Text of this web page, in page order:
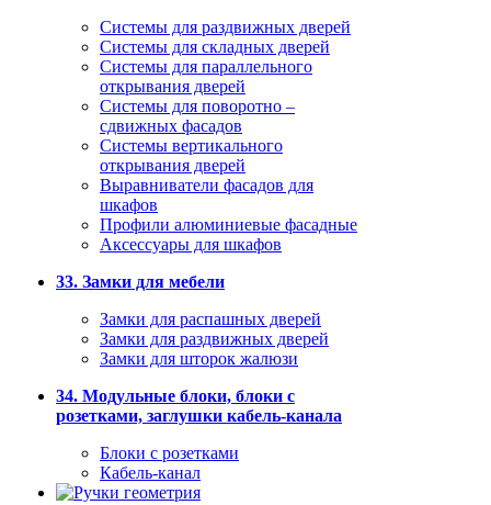
Системы для раздвижных дверей
Системы для складных дверей
Системы для параллельного
открывания дверей
Системы для поворотно –
сдвижных фасадов
Системы вертикального
открывания дверей
Выравниватели фасадов для
шкафов
Профили алюминиевые фасадные
Аксессуары для шкафов
33. Замки для мебели
Замки для распашных дверей
Замки для раздвижных дверей
Замки для шторок жалюзи
34. Модульные блоки, блоки с
розетками, заглушки кабель-канала
Блоки с розетками
Кабель-канал